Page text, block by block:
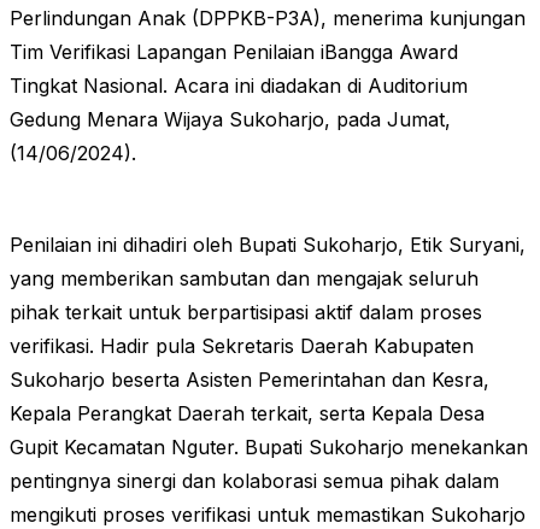
Perlindungan Anak (DPPKB-P3A), menerima kunjungan
Tim Verifikasi Lapangan Penilaian iBangga Award
Tingkat Nasional. Acara ini diadakan di Auditorium
Gedung Menara Wijaya Sukoharjo, pada Jumat,
(14/06/2024).
Penilaian ini dihadiri oleh Bupati Sukoharjo, Etik Suryani,
yang memberikan sambutan dan mengajak seluruh
pihak terkait untuk berpartisipasi aktif dalam proses
verifikasi. Hadir pula Sekretaris Daerah Kabupaten
Sukoharjo beserta Asisten Pemerintahan dan Kesra,
Kepala Perangkat Daerah terkait, serta Kepala Desa
Gupit Kecamatan Nguter. Bupati Sukoharjo menekankan
pentingnya sinergi dan kolaborasi semua pihak dalam
mengikuti proses verifikasi untuk memastikan Sukoharjo